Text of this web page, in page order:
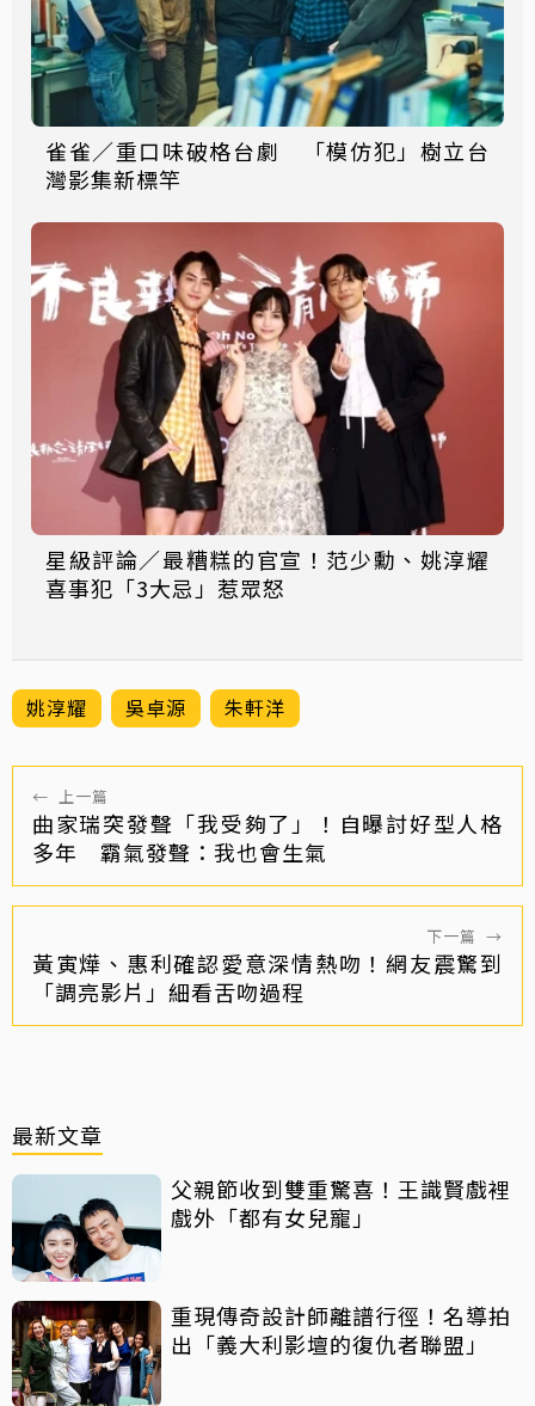
雀雀／重口味破格台劇 「模仿犯」樹立台
灣影集新標竿
星級評論／最糟糕的官宣！范少勳、姚淳耀
喜事犯「3大忌」惹眾怒
姚淳耀 吳卓源 朱軒洋
← 上一篇
曲家瑞突發聲「我受夠了」！自曝討好型人格
多年 霸氣發聲：我也會生氣
下一篇 →
黃寅燁、惠利確認愛意深情熱吻！網友震驚到
「調亮影片」細看舌吻過程
最新文章
父親節收到雙重驚喜！王識賢戲裡
戲外「都有女兒寵」
重現傳奇設計師離譜行徑！名導拍
出「義大利影壇的復仇者聯盟」